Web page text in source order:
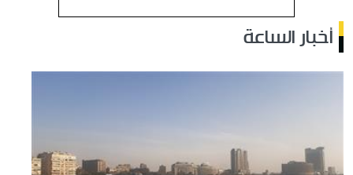
أخبار الساعة